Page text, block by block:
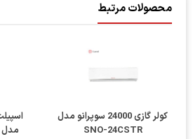
محصولات مرتبط
کولر گازی 24000 سوپرانو مدل
SNO-24CSTR